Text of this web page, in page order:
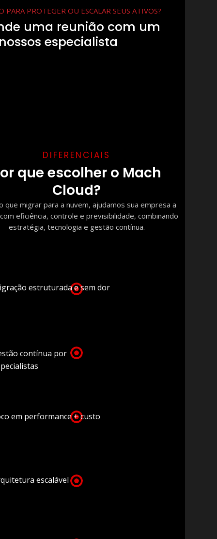
PARA PROTEGER OU ESCALAR SEUS ATIVOS?
uma reunião com um
especialista
DIFERENCIAIS
que escolher o Mach
Cloud?
que migrar para a nuvem, ajudamos sua empresa a
eficiência, controle e previsibilidade, combinando
estratégia, tecnologia e gestão contínua.
estruturada e sem dor
contínua por
em performance + custo
escalável